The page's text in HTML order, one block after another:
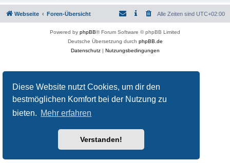
Diese Website nutzt Cookies, um dir den
bestmöglichen Komfort bei der Nutzung zu
bieten. Mehr erfahren
Verstanden!
Webseite Foren-Übersicht Alle Zeiten sind UTC+02:00
Powered by phpBB® Forum Software © phpBB Limited
Deutsche Übersetzung durch phpBB.de
Datenschutz| Nutzungsbedingungen